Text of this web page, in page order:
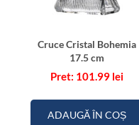
Cruce Cristal Bohemia
17.5 cm
101.99 lei
ADAUGĂ ÎN COȘ